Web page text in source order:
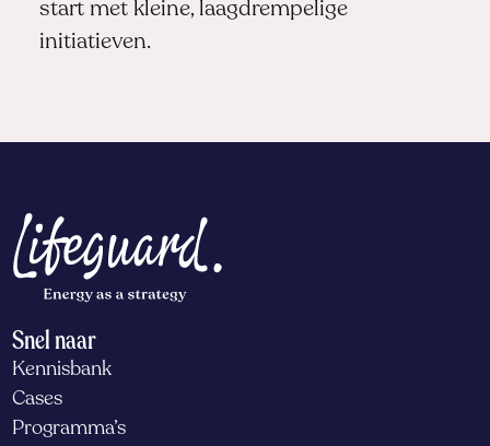
start met kleine, laagdrempelige
initiatieven.
Snel naar
Kennisbank
Cases
Programma’s